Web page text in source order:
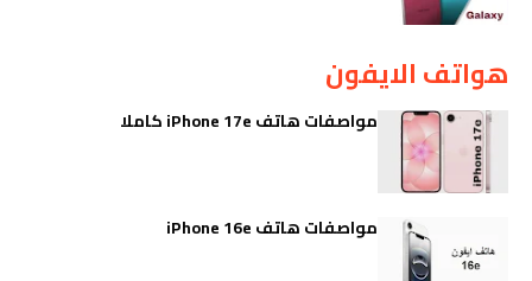
هواتف الايفون
مواصفات هاتف iPhone 17e كاملا
مواصفات هاتف iPhone 16e